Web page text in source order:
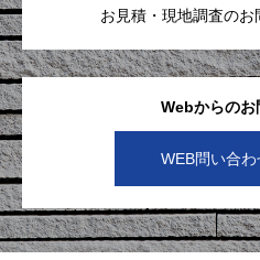
Webからのお
WEB問い合
お見積・現地調査のお